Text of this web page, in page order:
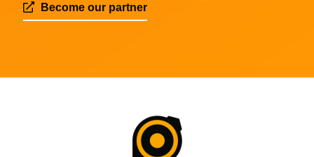
Become our partner